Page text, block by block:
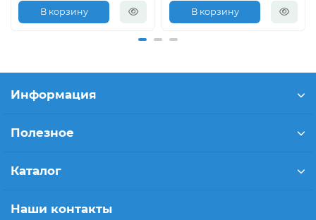
В корзину В корзину
Информация
Полезное
Каталог
Наши контакты